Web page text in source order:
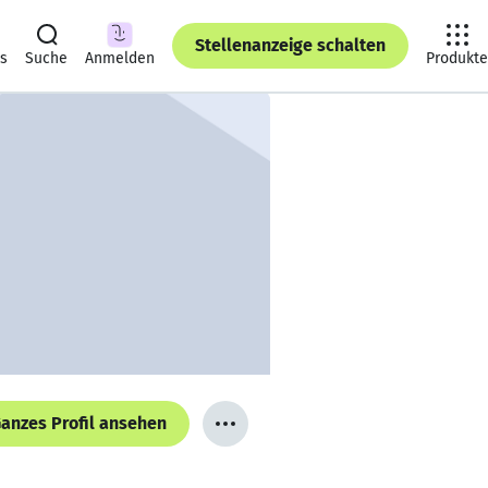
Suche Anmelden
Stellenanzeige schalten
Produkte
Profil ansehen